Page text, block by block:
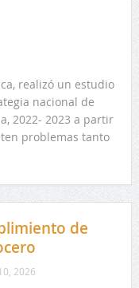
realizó un estudio
nacional de
2022- 2023 a partir
problemas tanto
de
2026